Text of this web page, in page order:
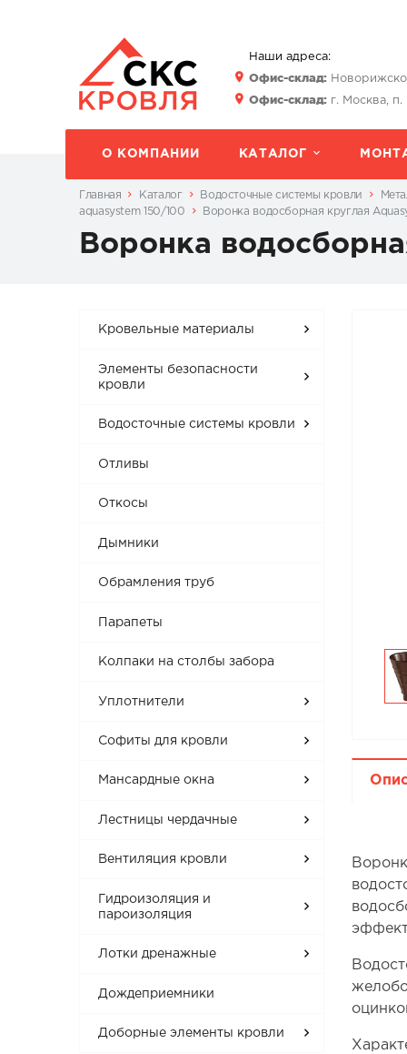
Наши адреса:
Офис-склад:
Офис-склад:г. Москва, п.
О КОМПАНИИ КАТАЛОГ
Главная Каталог Водосточные системы кровли
aquasystem 150/100
Воронка водосборная круглая
Воронка
Кровельные материалы
Элементы безопасности
кровли
Водосточные системы кровли
Отливы
Откосы
Дымники
Обрамления труб
Парапеты
Колпаки на столбы забора
Уплотнители
Софиты для кровли
Мансардные окна
Лестницы чердачные
Вентиляция кровли
Гидроизоляция и
пароизоляция
Лотки дренажные
Дождеприемники
Доборные элементы кровли